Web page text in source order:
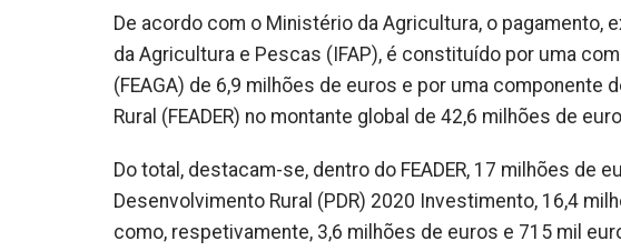
De acordo com o Ministério da Agricultura, o
da Agricultura e Pescas (IFAP), é constituído por uma
(FEAGA) de 6,9 milhões de euros e por uma componente
Rural (FEADER) no montante global de 42,6 milhões de
Do total, destacam-se, dentro do FEADER, 17 milhões de
Desenvolvimento Rural (PDR) 2020 Investimento, 16,4
como, respetivamente, 3,6 milhões de euros e 715 mil